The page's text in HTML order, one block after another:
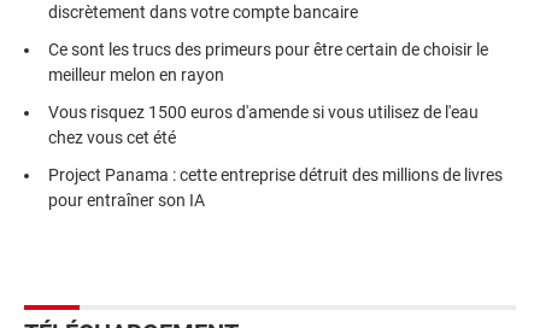
discrètement dans votre compte bancaire
Ce sont les trucs des primeurs pour être certain de choisir le
meilleur melon en rayon
Vous risquez 1500 euros d'amende si vous utilisez de l'eau
chez vous cet été
Project Panama : cette entreprise détruit des millions de livres
pour entraîner son IA